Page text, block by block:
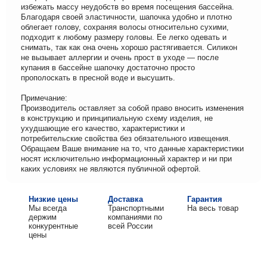
избежать массу неудобств во время посещения бассейна.
Благодаря своей эластичности, шапочка удобно и плотно
облегает голову, сохраняя волосы относительно сухими,
подходит к любому размеру головы. Ее легко одевать и
снимать, так как она очень хорошо растягивается. Силикон
не вызывает аллергии и очень прост в уходе — после
купания в бассейне шапочку достаточно просто
прополоскать в пресной воде и высушить.
Примечание:
Производитель оставляет за собой право вносить изменения
в конструкцию и принципиальную схему изделия, не
ухудшающие его качество, характеристики и
потребительские свойства без обязательного извещения.
Обращаем Ваше внимание на то, что данные характеристики
носят исключительно информационный характер и ни при
каких условиях не являются публичной офертой.
Низкие цены
Мы всегда
держим
конкурентные
цены
Доставка
Транспортными
компаниями по
всей России
Гарантия
На весь товар